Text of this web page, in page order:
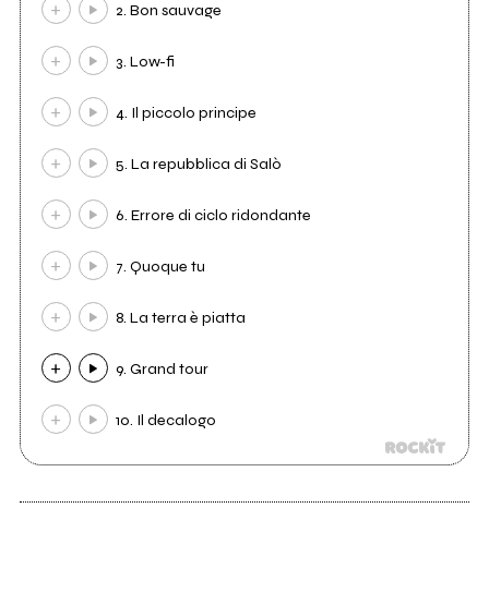
2. Bon sauvage
3. Low-fi
4. Il piccolo principe
5. La repubblica di Salò
6. Errore di ciclo ridondante
7. Quoque tu
8. La terra è piatta
9. Grand tour
10. Il decalogo